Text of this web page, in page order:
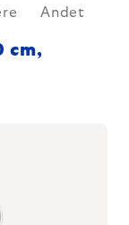
Andet
cm,